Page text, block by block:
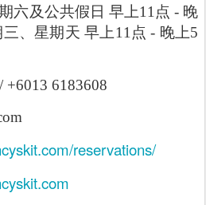
六及公共假日 早上11点 - 晚
三、星期天 早上11点 - 晚上5
+6013 6183608
reservations/